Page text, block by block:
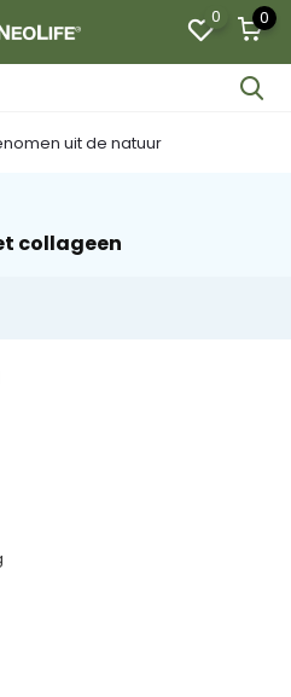
0 0
uit de natuur
collageen